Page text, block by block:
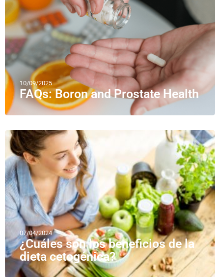
10/09/2025
FAQs: Boron and Prostate Health
07/04/2024
¿Cuáles son los beneficios de la
dieta cetogénica?